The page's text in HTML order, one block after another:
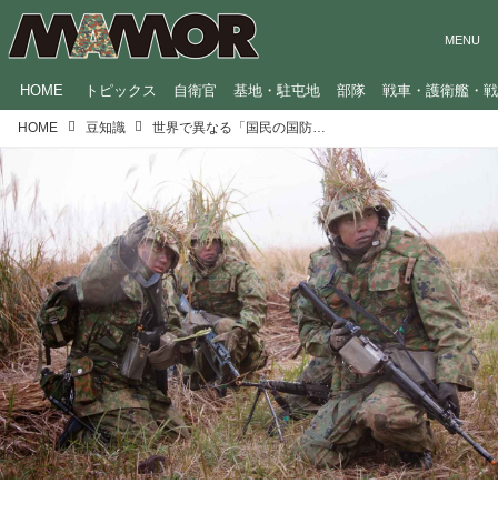
HOME トピックス 自衛官 基地・駐屯地 部隊 戦車・護衛艦・
HOME 豆知識